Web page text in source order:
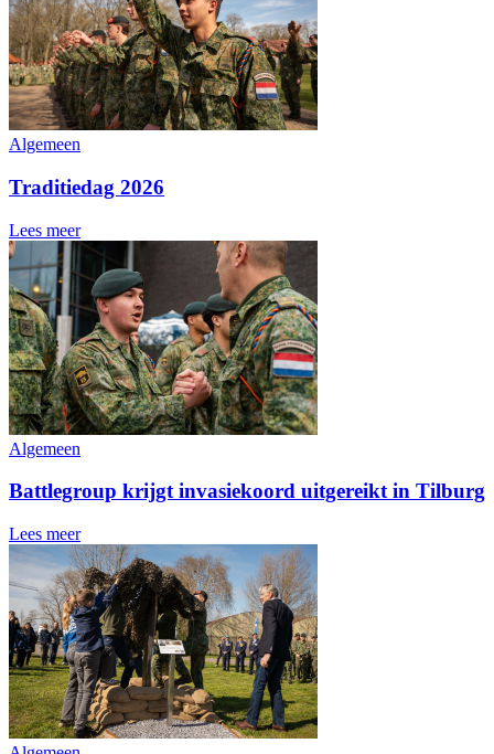
Algemeen
Traditiedag 2026
Lees meer
Algemeen
Battlegroup krijgt invasiekoord uitgereikt in Tilburg
Lees meer